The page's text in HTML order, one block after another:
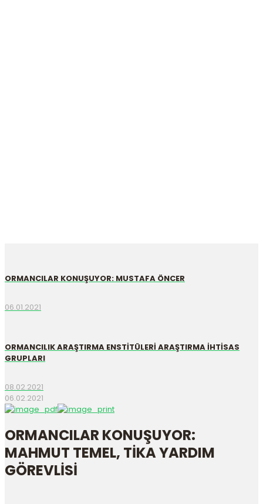
ORMANCILAR KONUŞUYOR: MUSTAFA ÖNCER
06.01.2021
ORMANCILIK ARAŞTIRMA ENSTİTÜLERİ ARAŞTIRMA İHTİSAS
GRUPLARI
08.02.2021
06.02.2021
ORMANCILAR KONUŞUYOR:
MAHMUT TEMEL, TİKA YARDIM
GÖREVLİSİ